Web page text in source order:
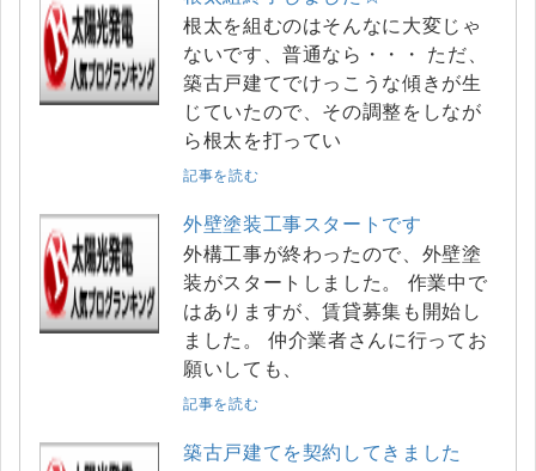
根太を組むのはそんなに大変じゃ
ないです、普通なら・・・ ただ、
築古戸建てでけっこうな傾きが生
じていたので、その調整をしなが
ら根太を打ってい
記事を読む
外壁塗装工事スタートです
外構工事が終わったので、外壁塗
装がスタートしました。 作業中で
はありますが、賃貸募集も開始し
ました。 仲介業者さんに行ってお
願いしても、
記事を読む
築古戸建てを契約してきました